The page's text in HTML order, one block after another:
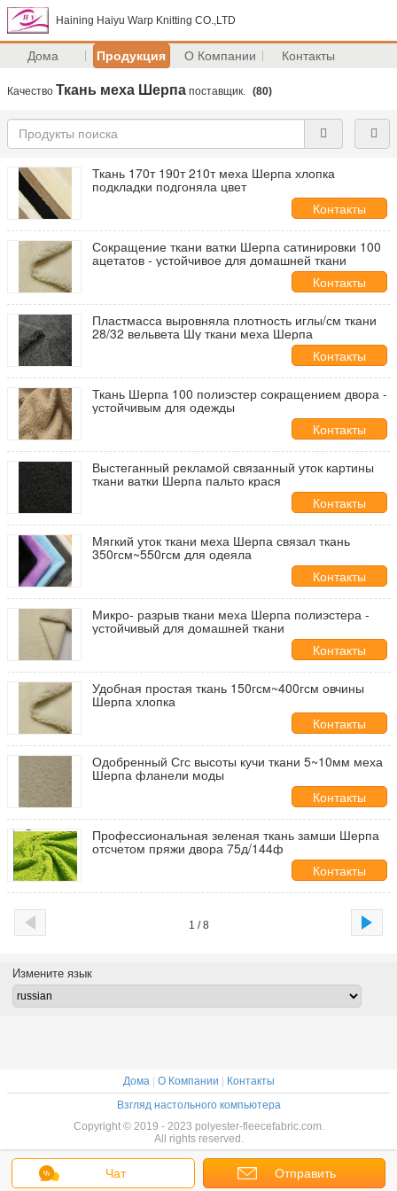
Haining Haiyu Warp Knitting CO.,LTD
Дома Продукция О Компании Контакты
Качество Ткань меха Шерпа поставщик. (80)
Ткань 170т 190т 210т меха Шерпа хлопка
подкладки подгоняла цвет
Контакты
Сокращение ткани ватки Шерпа сатинировки 100
ацетатов - устойчивое для домашней ткани
Контакты
Пластмасса выровняла плотность иглы/см ткани
28/32 вельвета Шу ткани меха Шерпа
Контакты
Ткань Шерпа 100 полиэстер сокращением двора -
устойчивым для одежды
Контакты
Выстеганный рекламой связанный уток картины
ткани ватки Шерпа пальто крася
Контакты
Мягкий уток ткани меха Шерпа связал ткань
350гсм~550гсм для одеяла
Контакты
Микро- разрыв ткани меха Шерпа полиэстера -
устойчивый для домашней ткани
Контакты
Удобная простая ткань 150гсм~400гсм овчины
Шерпа хлопка
Контакты
Одобренный Сгс высоты кучи ткани 5~10мм меха
Шерпа фланели моды
Контакты
Профессиональная зеленая ткань замши Шерпа
отсчетом пряжи двора 75д/144ф
Контакты
1 / 8
Чат Отправить
Измените язык
Дома| О Компании
Контакты
Взгляд настольного компьютера
Copyright © 2019 - 2023 polyester-fleecefabric.com.
All rights reserved.